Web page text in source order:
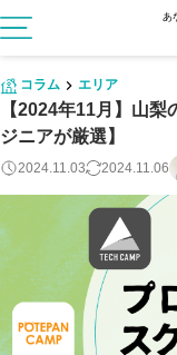
あ
コラム エリア
【2024年11月】山
ジニアが厳選】
2024.11.03 2024.11.06